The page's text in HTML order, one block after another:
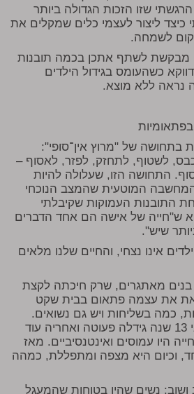
שזו הזכות הגדולה ביותר
כיצד ליצור לעצמי כלים שמקלים את
לשמחה.
מבקשת לשתף אתכן בכמה תובנות
כשהעומס בגידול הילדים
נראה ללא מוצא.
בתחושה של "מרוץ אין־סופי":
לשטוף, לתחזק, לפזר, לאסוף –
התחושה הזו, שעלולה להיות
המוטעית שהמצב הנוכחי
התובנות העמוקות שקיבלתי
ש"חייה של אישה הם אחד הדברים
שיש".
אינו נצחי, והחיים שלנו מלאים
מאתגרים, שרק חיכתה לקצת
את עצמה פתאום בבית שקט
כמה בשליחות ויש גם נשואים.
ואני זוכרת אישה שלפני 13 שנה גידלה פעוטה ואחריה עוד
היו עמוסים ואינטנסיביים. מאז
וכיום היא מצפה ומתפללת, כמהה
נשים שהיו בטוחות שהמעגל